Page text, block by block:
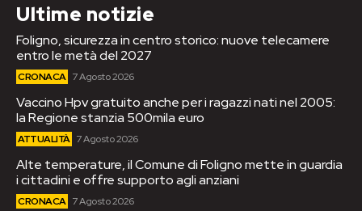
Ultime notizie
Foligno, sicurezza in centro storico: nuove telecamere
entro le metà del 2027
CRONACA 7 Agosto 2026
Vaccino Hpv gratuito anche per i ragazzi nati nel 2005:
la Regione stanzia 500mila euro
ATTUALITÀ 7 Agosto 2026
Alte temperature, il Comune di Foligno mette in guardia
i cittadini e offre supporto agli anziani
CRONACA 7 Agosto 2026